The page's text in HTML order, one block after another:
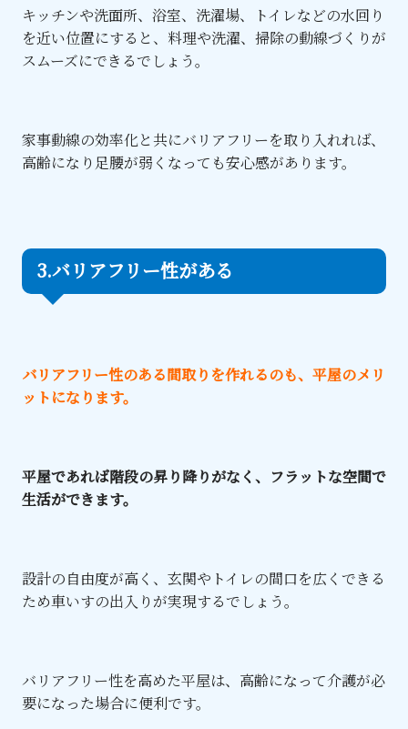
キッチンや洗面所、浴室、洗濯場、トイレなどの水回り
を近い位置にすると、料理や洗濯、掃除の動線づくりが
スムーズにできるでしょう。
家事動線の効率化と共にバリアフリーを取り入れれば、
高齢になり足腰が弱くなっても安心感があります。
3.バリアフリー性がある
バリアフリー性のある間取りを作れるのも、平屋のメリ
ットになります。
平屋であれば階段の昇り降りがなく、フラットな空間で
生活ができます。
設計の自由度が高く、玄関やトイレの間口を広くできる
ため車いすの出入りが実現するでしょう。
バリアフリー性を高めた平屋は、高齢になって介護が必
要になった場合に便利です。